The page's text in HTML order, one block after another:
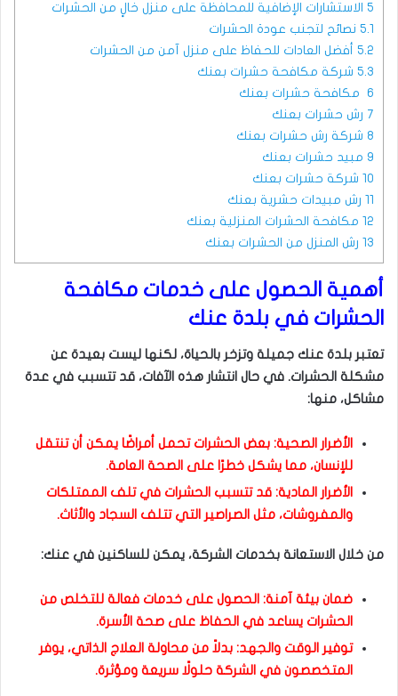
5 الاستشارات الإضافية للمحافظة على منزل خالٍ من الحشرات
5.1 نصائح لتجنب عودة الحشرات
5.2 أفضل العادات للحفاظ على منزل آمن من الحشرات
5.3 شركة مكافحة حشرات بعنك
6 مكافحة حشرات بعنك
7 رش حشرات بعنك
8 شركة رش حشرات بعنك
9 مبيد حشرات بعنك
10 شركة حشرات بعنك
11 رش مبيدات حشرية بعنك
12 مكافحة الحشرات المنزلية بعنك
13 رش المنزل من الحشرات بعنك
أهمية الحصول على خدمات مكافحة
الحشرات في بلدة عنك
تعتبر بلدة عنك جميلة وتزخر بالحياة، لكنها ليست بعيدة عن
مشكلة الحشرات. في حال انتشار هذه الآفات، قد تتسبب في عدة
مشاكل، منها:
الأضرار الصحية: بعض الحشرات تحمل أمراضًا يمكن أن تنتقل
للإنسان، مما يشكل خطرًا على الصحة العامة.
الأضرار المادية: قد تتسبب الحشرات في تلف الممتلكات
والمفروشات، مثل الصراصير التي تتلف السجاد والأثاث.
من خلال الاستعانة بخدمات الشركة، يمكن للساكنين في عنك:
ضمان بيئة آمنة: الحصول على خدمات فعالة للتخلص من
الحشرات يساعد في الحفاظ على صحة الأسرة.
توفير الوقت والجهد: بدلاً من محاولة العلاج الذاتي، يوفر
المتخصصون في الشركة حلولًا سريعة ومؤثرة.